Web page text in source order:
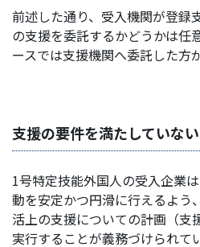
前述した通り、受入機関が登録
の支援を委託するかどうかは任
ースでは支援機関へ委託した方
支援の要件を満たしていな
1号特定技能外国人の受入企業
動を安定かつ円滑に行えるよう
活上の支援についての計画（支
実行することが義務づけられて